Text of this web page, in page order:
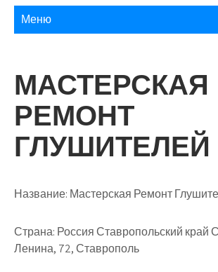
Меню
МАСТЕРСКАЯ
РЕМОНТ
ГЛУШИТЕЛЕЙ
Название: Мастерская Ремонт
Страна: Россия Ставропольский край
Ленина, 72, Ставрополь